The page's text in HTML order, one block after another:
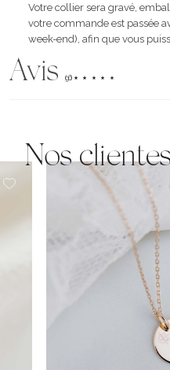
Votre collier sera gravé,
votre commande est passée
week-end), afin que vous
Avis (96)
Nos